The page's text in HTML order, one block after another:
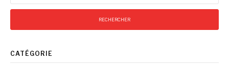
CATÉGORIE